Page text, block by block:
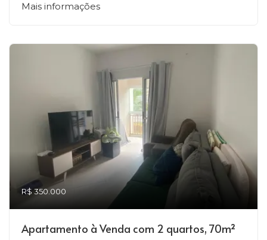
Mais informações
R$ 350.000
Apartamento à Venda com 2 quartos, 70m²